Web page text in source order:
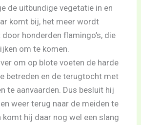
de uitbundige vegetatie in en
komt bij, het meer wordt
honderden flamingo’s, die
om te komen.
om op blote voeten de harde
betreden en de terugtocht met
te aanvaarden. Dus besluit hij
weer terug naar de meiden te
komt hij daar nog wel een slang